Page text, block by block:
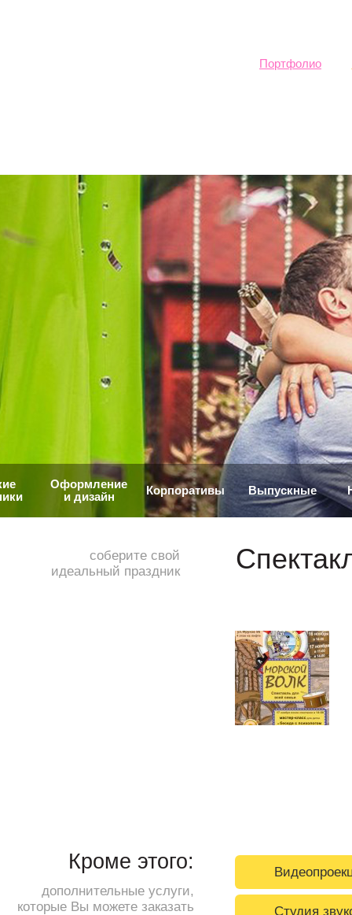
Портфолио
Оформление
и дизайн
Корпоративы Выпускные
соберите свой
идеальный праздник
Кроме этого:
дополнительные услуги,
которые Вы можете заказать
Студия